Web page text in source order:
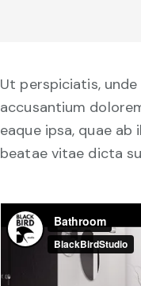
Ut perspiciatis,
accusantium
eaque ipsa, quae
beatae vitae dicta